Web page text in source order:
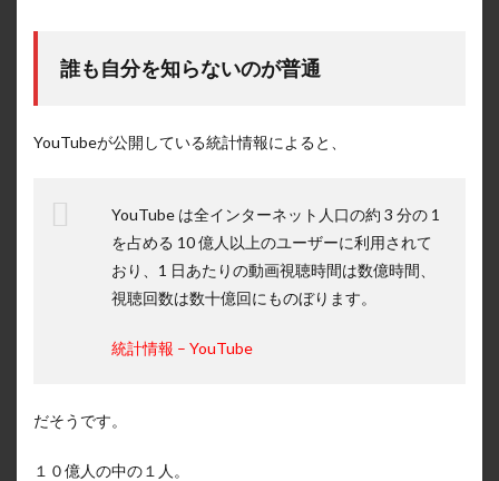
誰も自分を知らないのが普通
YouTubeが公開している統計情報によると、
YouTube は全インターネット人口の約 3 分の 1
を占める 10 億人以上のユーザーに利用されて
おり、1 日あたりの動画視聴時間は数億時間、
視聴回数は数十億回にものぼります。
統計情報 – YouTube
だそうです。
１０億人の中の１人。